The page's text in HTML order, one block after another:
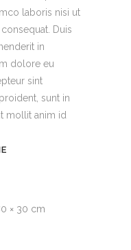
laboris nisi ut
Duis
in
dolore eu
sint
sunt in
mollit anim id
× 30 cm